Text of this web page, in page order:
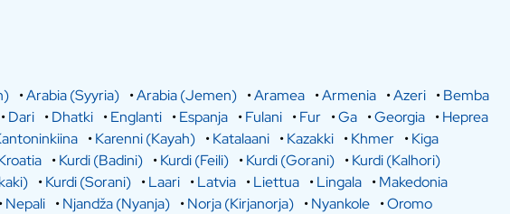
•Arabia (Syyria) •Arabia (Jemen) •Aramea •Armenia •Azeri •Bemba
•Dari •Dhatki •Englanti •Espanja •Fulani •Fur •Ga •Georgia •Heprea
•Karenni (Kayah) •Katalaani •Kazakki •Khmer •Kiga
•Kurdi (Badini) •Kurdi (Feili) •Kurdi (Gorani) •Kurdi (Kalhori)
•Kurdi (Sorani) •Laari •Latvia •Liettua •Lingala •Makedonia
•Nepali •Njandža (Nyanja) •Norja (Kirjanorja) •Nyankole •Oromo